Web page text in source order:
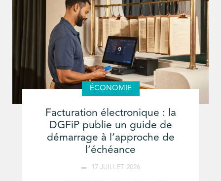
ÉCONOMIE
Facturation électronique : la
DGFiP publie un guide de
démarrage à l’approche de
l’échéance
17 JUILLET 2026